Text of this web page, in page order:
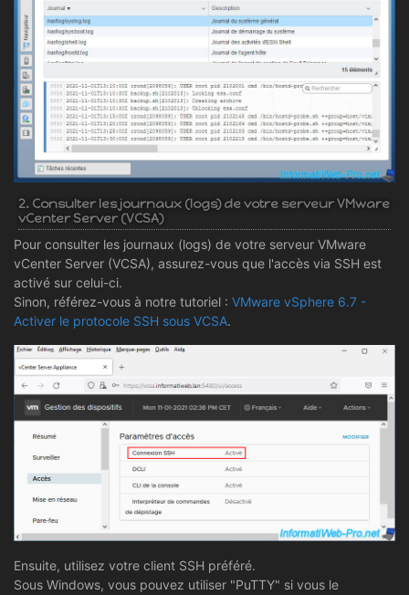
2. Consulter les journaux (logs) de votre serveur VMware
vCenter Server (VCSA)
Pour consulter les journaux (logs) de votre serveur VMware
vCenter Server (VCSA), assurez-vous que l'accès via SSH est
activé sur celui-ci.
Sinon, référez-vous à notre tutoriel : VMware vSphere 6.7 -
Activer le protocole SSH sous VCSA.
Ensuite, utilisez votre client SSH préféré.
Sous Windows, vous pouvez utiliser "PuTTY" si vous le